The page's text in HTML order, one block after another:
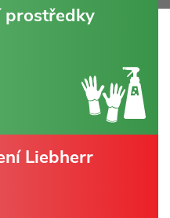
prostředky
Liebherr